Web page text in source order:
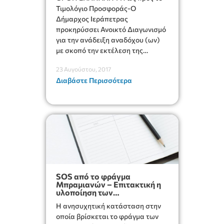
ΣΤΗΝ ΟΔΟ ΚΥΠΡΟΥ ΚΑΙ
ΟΔΟ ΜΕΤΑΞΑΚΗ».
Τιμολόγιο Προσφοράς-Ο
Δήμαρχος Ιεράπετρας
προκηρύσσει Ανοικτό Διαγωνισμό
για την ανάδειξη αναδόχου (ων)
με σκοπό την εκτέλεση της
«ΑΝΤΙΚΑΤΑΣΤΑΣΗ ΔΗΜΟΤΙΚΟΥ
ΦΩΤΙΣΜΟΥ ΣΤΗΝ ΟΔΟ ΚΥΠΡΟΥ
23 Αυγούστου, 2017
Διαβάστε Περισσότερα
SOS από το φράγμα
Μπραμιανών – Επιτακτική η
υλοποίηση των
Η ανησυχητική κατάσταση στην
οποία βρίσκεται το φράγμα των